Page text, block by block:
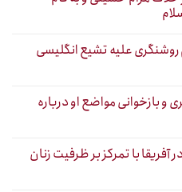
علیه تشیع انگلیسی
بازخوانی مواضع او درباره
با تمرکز بر ظرفیت زنان